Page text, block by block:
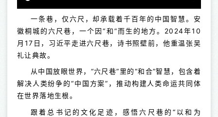
一条巷，仅六尺，却承载着千百年的中国智慧。安
徽桐城的六尺巷，一个因“和”而生的地方。2024年10
月17日，习近平走进六尺巷，诗书照壁前，他重温张吴
礼让典故。
从中国放眼世界，“六尺巷”里的“和合”智慧，包含着
解决人类纷争的“中国方案”，推动构建人类命运共同体
在世界落地生根。
跟着总书记的文化足迹，感悟六尺巷的“以和为